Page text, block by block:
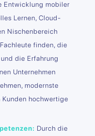
Entwicklung mobiler
Lernen, Cloud-
Nischenbereich
finden, die
die Erfahrung
Unternehmen
modernste
Kunden hochwertige
Durch die